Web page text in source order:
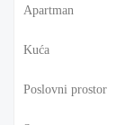
Apartman
Kuća
Poslovni prostor